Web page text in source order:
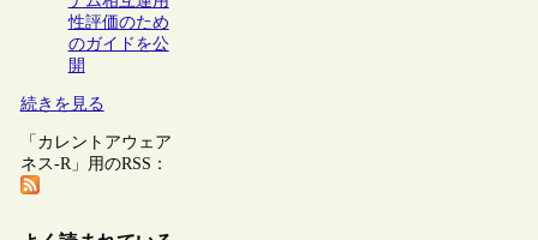
性評価のため
のガイドを公
開
続きを見る
「カレントアウェア
ネス-R」用のRSS：